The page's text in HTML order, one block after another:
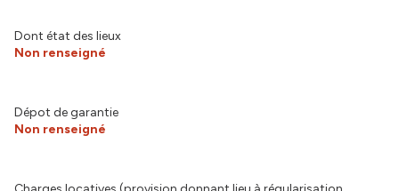
Dont état des lieux
Non renseigné
Dépot de garantie
Non renseigné